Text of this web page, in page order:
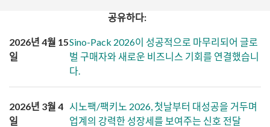
공유하다:
2026년 4월 15
일
Sino-Pack 2026이 성공적으로 마무리되어 글로
벌 구매자와 새로운 비즈니스 기회를 연결했습니
다.
2026년 3월 4
일
시노팩/팩키노 2026, 첫날부터 대성공을 거두며
업계의 강력한 성장세를 보여주는 신호 전달